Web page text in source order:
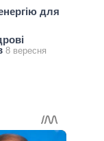
для
8 вересня